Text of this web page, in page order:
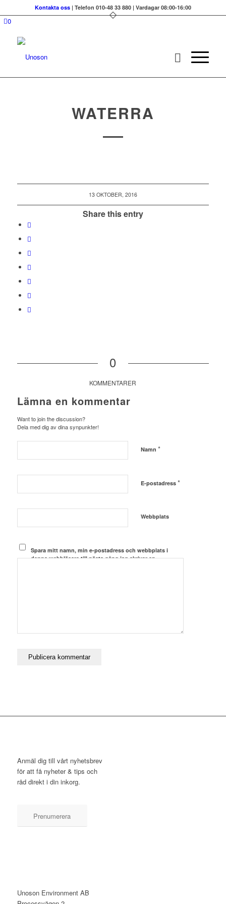
Kontakta oss| Telefon 010-48 33 880 | Vardagar 08:00-16:00
0
WATERRA
13 OKTOBER, 2016
Share this entry
0
KOMMENTARER
Lämna en kommentar
Want to join the discussion?
Dela med dig av dina synpunkter!
Namn *
E-postadress *
Webbplats
Spara mitt namn, min e-postadress och webbplats i
denna webbläsare till nästa gång jag skriver en
Anmäl dig till vårt nyhetsbrev
för att få nyheter & tips och
råd direkt i din inkorg.
Prenumerera
Unoson Environment AB